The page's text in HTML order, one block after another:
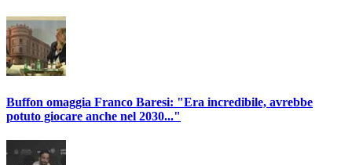
Buffon omaggia Franco Baresi: "Era incredibile, avrebbe
potuto giocare anche nel 2030..."